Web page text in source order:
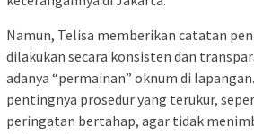
Namun, Telisa memberikan catatan
dilakukan secara konsisten dan
adanya “permainan” oknum di
pentingnya prosedur yang terukur,
peringatan bertahap, agar tidak